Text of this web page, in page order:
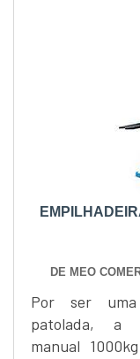
DE MEO
Por ser
patolada, a
manual